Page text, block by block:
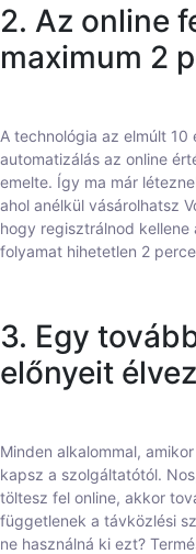
2. Az online
maximum 2
A technológia az elmúlt
automatizálás az online
emelte. Így ma már
ahol anélkül vásárolhatsz
hogy regisztrálnod
folyamat hihetetlen 2
3. Egy
előnyeit
Minden alkalommal,
kapsz a szolgáltatótól.
töltesz fel online, akkor
függetlenek a távközlési
ne használná ki ezt?